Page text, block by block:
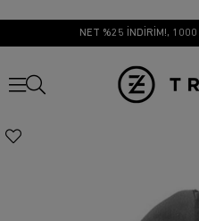
NET %25 İNDİRİM!, 1000